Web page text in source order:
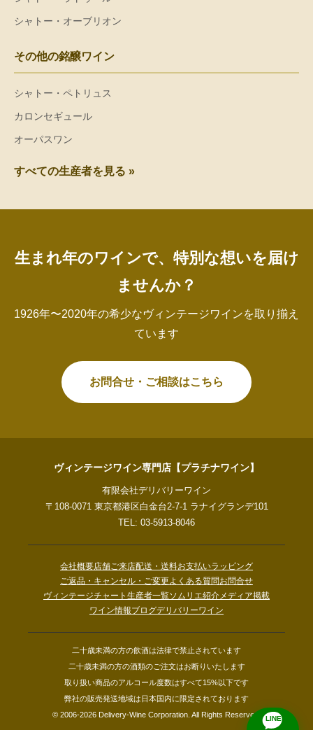
シャトー・オーブリオン
その他の銘醸ワイン
シャトー・ペトリュス
カロンセギュール
オーパスワン
すべての生産者を見る »
生まれ年のワインで、特別な想いを届け
ませんか？
1926年〜2020年の希少なヴィンテージワインを取り揃え
ています
お問合せ・ご相談はこちら
ヴィンテージワイン専門店【プラチナワイン】
有限会社デリバリーワイン
〒108-0071 東京都港区白金台2-7-1 ラナイグランデ101
TEL: 03-5913-8046
会社概要店舗ご来店配送・送料お支払いラッピング
ご返品・キャンセル・ご変更よくある質問お問合せ
ヴィンテージチャート 生産者一覧ソムリエ紹介メディア掲載
ワイン情報ブログデリバリーワイン
二十歳未満の方の飲酒は法律で禁止されています
二十歳未満の方の酒類のご注文はお断りいたします
取り扱い商品のアルコール度数はすべて15%以下です
弊社の販売発送地域は日本国内に限定されております
© 2006-2026 Delivery-Wine Corporation. All Rights Reserved.
LINE